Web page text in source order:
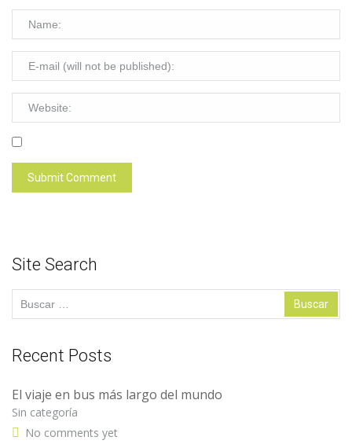
Site Search
Recent Posts
El viaje en bus más largo del mundo
Sin categoría
No comments yet